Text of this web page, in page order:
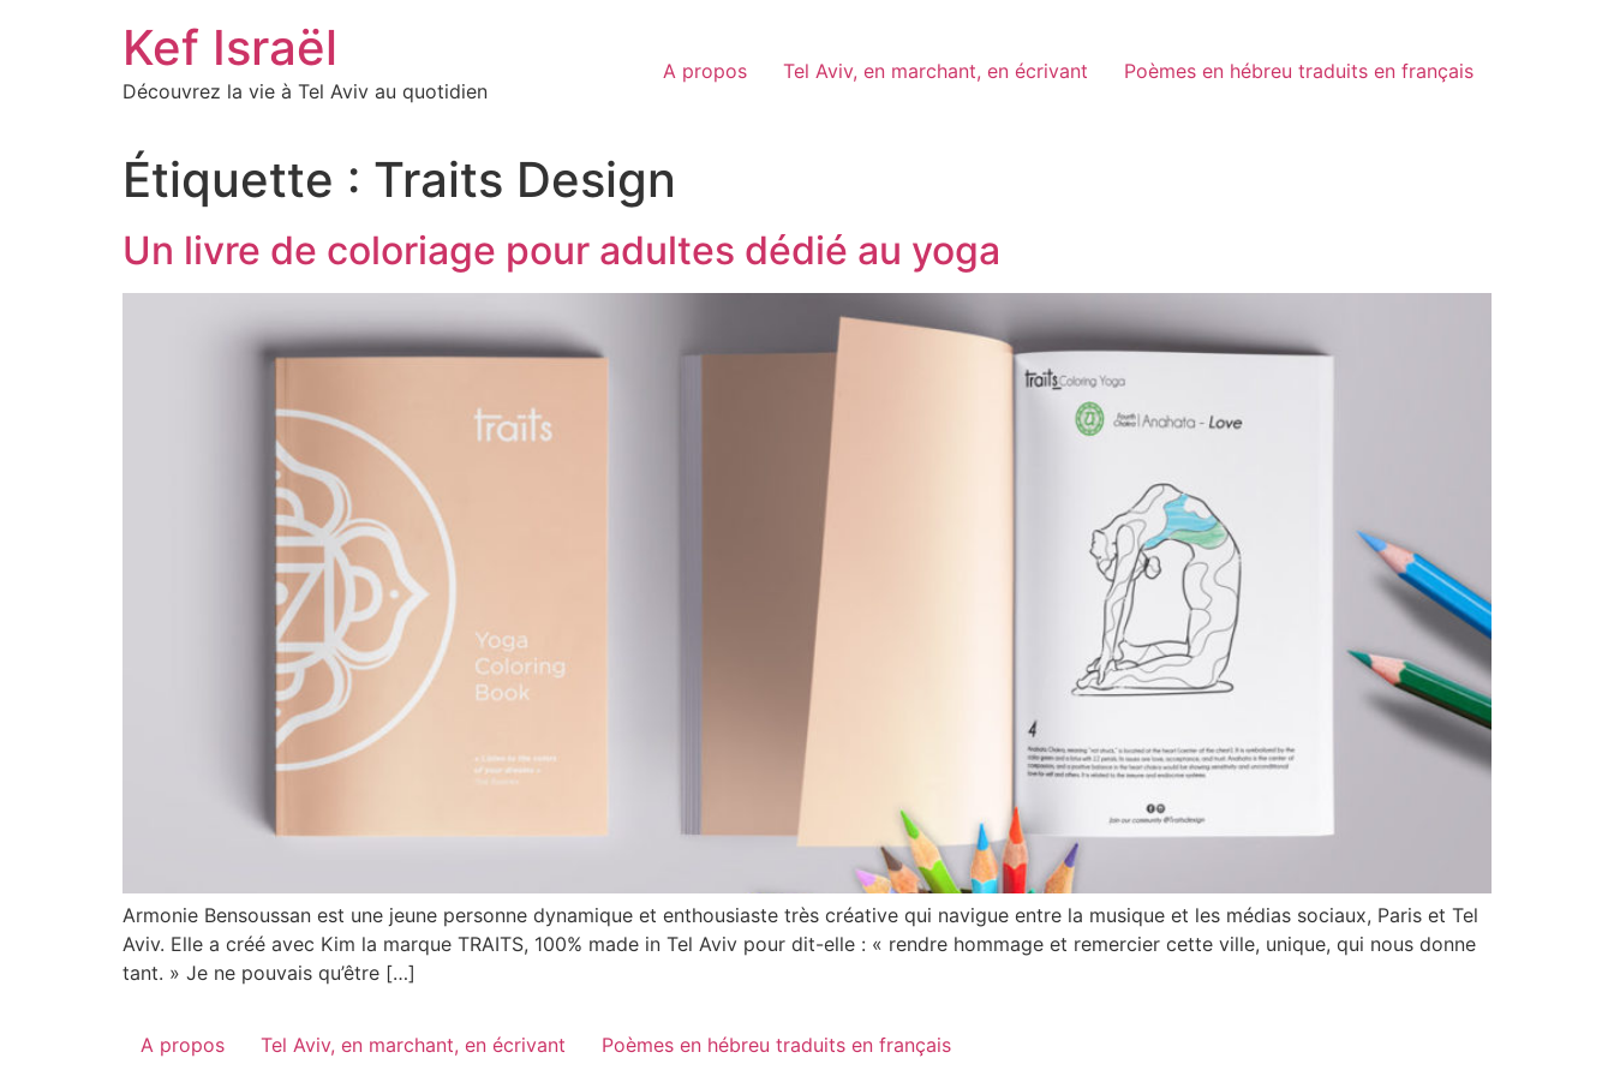
Kef Israël
Découvrez la vie à Tel Aviv au quotidien
A propos Tel Aviv, en marchant, en écrivant Poèmes en hébreu traduits en français
Étiquette : Traits Design
Un livre de coloriage pour adultes dédié au yoga
Armonie Bensoussan est une jeune personne dynamique et enthousiaste très créative qui navigue entre la musique et les médias sociaux, Paris et Tel
Aviv. Elle a créé avec Kim la marque TRAITS, 100% made in Tel Aviv pour dit-elle : « rendre hommage et remercier cette ville, unique, qui nous donne
tant. » Je ne pouvais qu’être […]
A propos Tel Aviv, en marchant, en écrivant Poèmes en hébreu traduits en français